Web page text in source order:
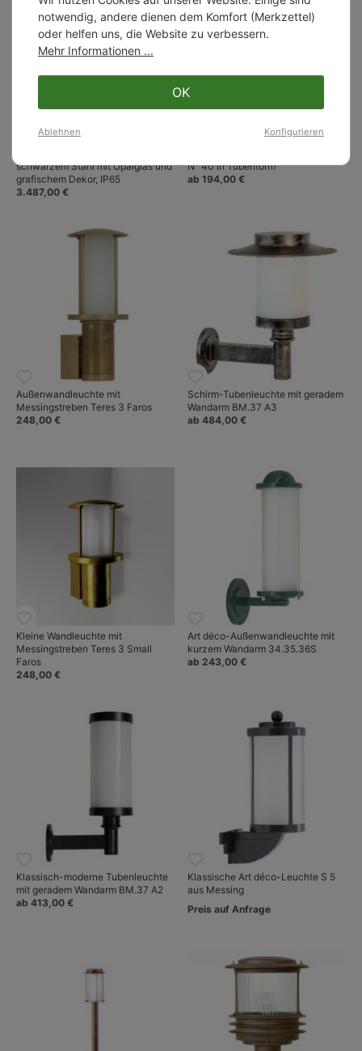
schwarzem Stahl mit Opalglas und
grafischem Dekor, IP65
3.487,00 €
N° 40 in Tubenform
ab 194,00 €
Außenwandleuchte mit
Messingstreben Teres 3 Faros
248,00 €
Schirm-Tubenleuchte mit geradem
Wandarm BM.37 A3
ab 484,00 €
Kleine Wandleuchte mit
Messingstreben Teres 3 Small
Faros
248,00 €
Art déco-Außenwandleuchte mit
kurzem Wandarm 34.35.36S
ab 243,00 €
Klassisch-moderne Tubenleuchte
mit geradem Wandarm BM.37 A2
ab 413,00 €
Klassische Art déco-Leuchte S 5
aus Messing
Preis auf Anfrage
notwendig, andere dienen dem Komfort (Merkzettel)
oder helfen uns, die Website zu verbessern.
Mehr Informationen ...
OK
Ablehnen Konfigurieren